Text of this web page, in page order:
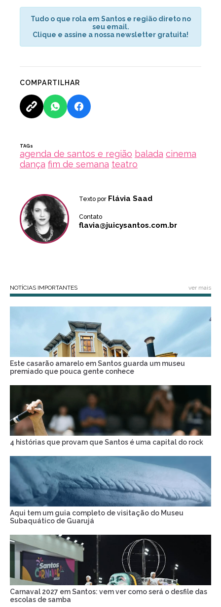
Tudo o que rola em Santos e região direto no
seu email.
Clique e assine a nossa newsletter gratuita!
COMPARTILHAR
TAGs
agenda de santos e região balada cinema
dança fim de semana teatro
Texto por Flávia Saad
Contato
flavia@juicysantos.com.br
NOTÍCIAS IMPORTANTES ver mais
Este casarão amarelo em Santos guarda um museu
premiado que pouca gente conhece
4 histórias que provam que Santos é uma capital do rock
Aqui tem um guia completo de visitação do Museu
Subaquático de Guarujá
Carnaval 2027 em Santos: vem ver como será o desfile das
escolas de samba